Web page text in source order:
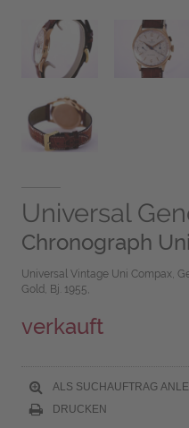
Universal
Chronograph
Universal Vintage Uni Compax,
Gold, Bj. 1955,
verkauft
ALS SUCHAUFTRAG
DRUCKEN